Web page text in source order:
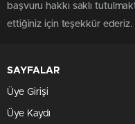
başvuru hakkı saklı
ettiğiniz için teşekkür ederiz.
SAYFALAR
Üye Girişi
Üye Kaydı